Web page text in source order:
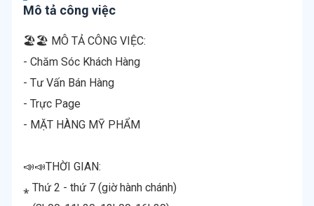
Mô tả công việc
🏖🏖 MÔ TẢ CÔNG VIỆC:
- Chăm Sóc Khách Hàng
- Tư Vấn Bán Hàng
- Trực Page
- MẶT HÀNG MỸ PHẨM
📣📣THỜI GIAN:
⁎ Thứ 2 - thứ 7 (giờ hành chánh)